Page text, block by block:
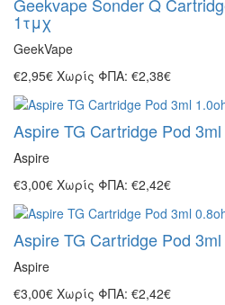
1τμχ
GeekVape
€2,95€ Χωρίς ΦΠΑ: €2,38€
Aspire TG Cartridge Pod
Aspire
€3,00€ Χωρίς ΦΠΑ: €2,42€
Aspire TG Cartridge Pod
Aspire
€3,00€ Χωρίς ΦΠΑ: €2,42€